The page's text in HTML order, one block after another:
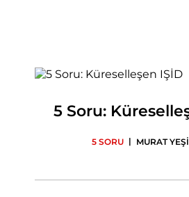
5 Soru:
5 SORU | MURAT